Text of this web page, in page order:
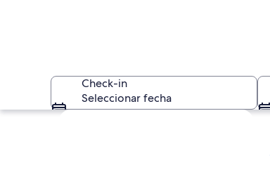
Check-in
Seleccionar fecha
Explorar mapa